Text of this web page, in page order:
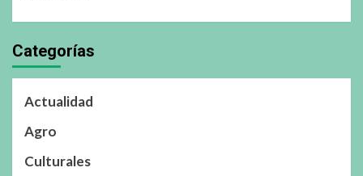
Categorías
Actualidad
Agro
Culturales